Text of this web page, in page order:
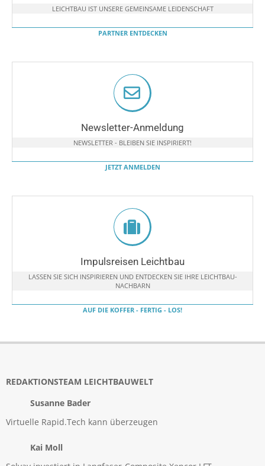
LEICHTBAU IST UNSERE GEMEINSAME LEIDENSCHAFT
PARTNER ENTDECKEN
Newsletter-Anmeldung
NEWSLETTER - BLEIBEN SIE INSPIRIERT!
JETZT ANMELDEN
Impulsreisen Leichtbau
LASSEN SIE SICH INSPIRIEREN UND ENTDECKEN SIE IHRE LEICHTBAU-
NACHBARN
AUF DIE KOFFER - FERTIG - LOS!
REDAKTIONSTEAM LEICHTBAUWELT
Susanne Bader
Virtuelle Rapid.Tech kann überzeugen
Kai Moll